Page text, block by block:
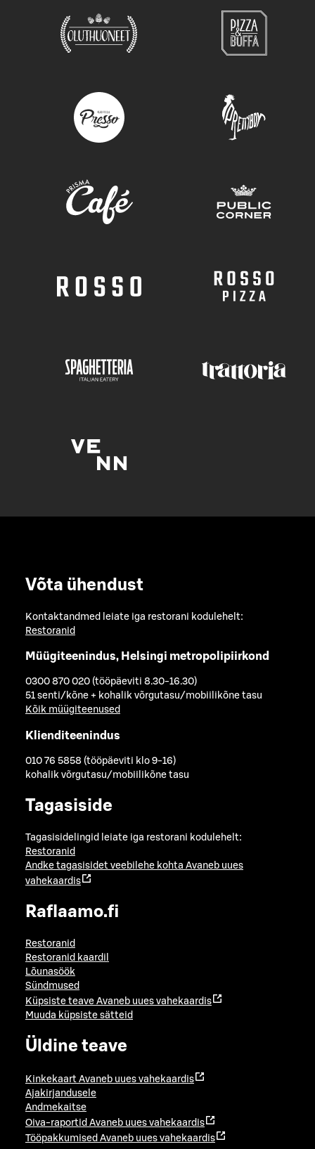
Võta ühendust
Kontaktandmed leiate iga restorani kodulehelt:
Restoranid
Müügiteenindus, Helsingi metropolipiirkond
0300 870 020 (tööpäeviti 8.30-16.30)
51 senti/kõne + kohalik võrgutasu/mobiilikõne tasu
Kõik müügiteenused
Klienditeenindus
010 76 5858 (tööpäeviti klo 9-16)
kohalik võrgutasu/mobiilikõne tasu
Tagasiside
Tagasisidelingid leiate iga restorani kodulehelt:
Restoranid
Andke tagasisidet veebilehe kohta Avaneb uues
vahekaardis
Raflaamo.fi
Restoranid
Restoranid kaardil
Lõunasöök
Sündmused
Küpsiste teave Avaneb uues vahekaardis
Muuda küpsiste sätteid
Üldine teave
Kinkekaart Avaneb uues vahekaardis
Ajakirjandusele
Andmekaitse
Oiva-raportid Avaneb uues vahekaardis
Tööpakkumised Avaneb uues vahekaardis